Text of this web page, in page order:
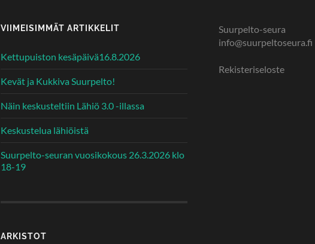
VIIMEISIMMÄT ARTIKKELIT
Kettupuiston kesäpäivä16.8.2026
Kevät ja Kukkiva Suurpelto!
Näin keskusteltiin Lähiö 3.0 -illassa
Keskustelua lähiöistä
Suurpelto-seuran vuosikokous 26.3.2026 klo
18-19
ARKISTOT
Suurpelto-seura
info@suurpeltoseura.fi
Rekisteriseloste